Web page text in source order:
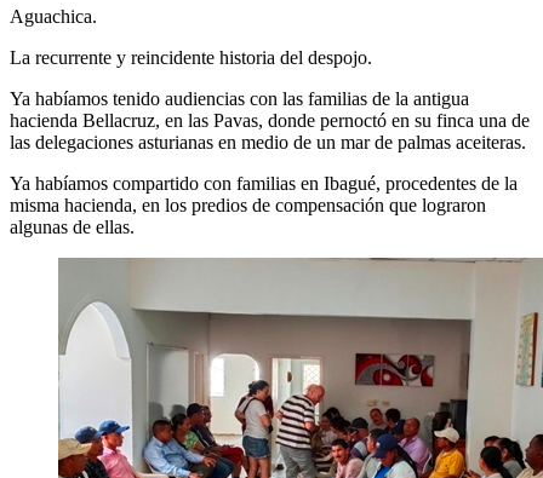
Aguachica.
La recurrente y reincidente historia del despojo.
Ya habíamos tenido audiencias con las familias de la antigua
hacienda Bellacruz, en las Pavas, donde pernoctó en su finca una de
las delegaciones asturianas en medio de un mar de palmas aceiteras.
Ya habíamos compartido con familias en Ibagué, procedentes de la
misma hacienda, en los predios de compensación que lograron
algunas de ellas.